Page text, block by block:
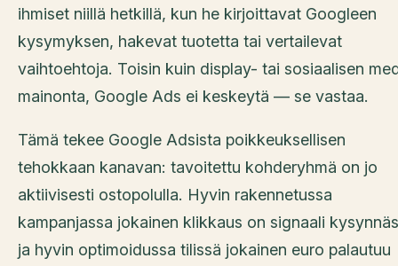
ihmiset niillä hetkillä, kun he kirjoittavat Googleen
kysymyksen, hakevat tuotetta tai vertailevat
vaihtoehtoja. Toisin kuin display- tai sosiaalisen
mainonta, Google Ads ei keskeytä — se vastaa.
Tämä tekee Google Adsista poikkeuksellisen
tehokkaan kanavan: tavoitettu kohderyhmä on jo
aktiivisesti ostopolulla. Hyvin rakennetussa
kampanjassa jokainen klikkaus on signaali
ja hyvin optimoidussa tilissä jokainen euro palautuu